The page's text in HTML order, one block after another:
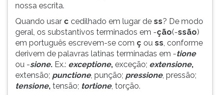
nossa escrita.
Quando usar c cedilhado em lugar de ss? De modo
geral, os substantivos terminados em -ção(-ssão)
em português escrevem-se com ç ou ss, conforme
derivem de palavras latinas terminadas em -tione
ou -sione. Ex.: exceptione, exceção; extensione,
extensão; punctione, punção; pressione, pressão;
tensione, tensão; tortione, torção.